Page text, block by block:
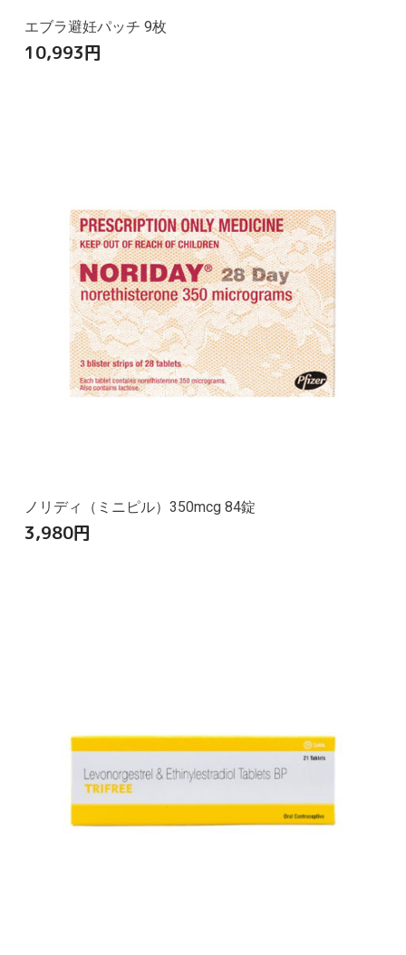
エブラ避妊パッチ 9枚
10,993円
ノリディ（ミニピル）350mcg 84錠
3,980円